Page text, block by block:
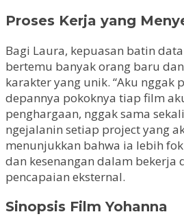
Proses Kerja yang
Bagi Laura, kepuasan batin
bertemu banyak orang baru
karakter yang unik. “Aku nggak
depannya pokoknya tiap film
penghargaan, nggak sama
ngejalanin setiap project yang
menunjukkan bahwa ia lebih
dan kesenangan dalam bekerja
pencapaian eksternal.
Sinopsis Film Yohanna